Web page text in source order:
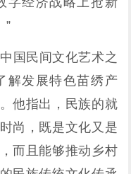
”
民间文化艺术之
解发展特色苗绣产
他指出，民族的就
尚，既是文化又是
而且能够推动乡村